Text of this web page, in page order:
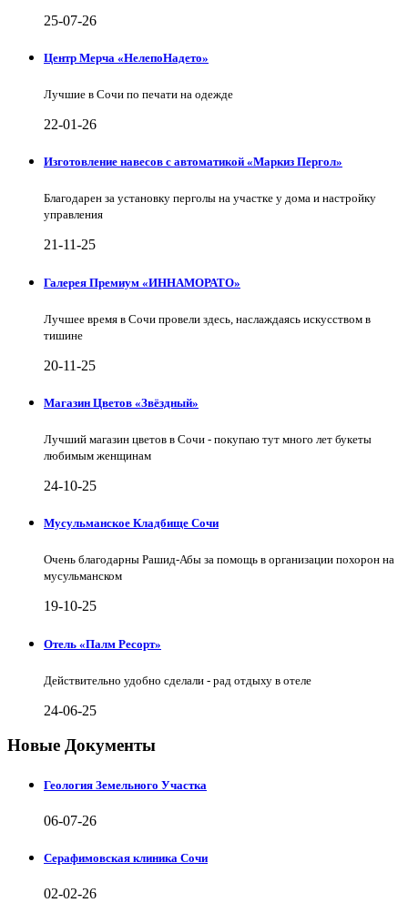
25-07-26
Центр Мерча «НелепоНадето»
Лучшие в Сочи по печати на одежде
22-01-26
Изготовление навесов с автоматикой «Маркиз Пергол»
Благодарен за установку перголы на участке у дома и настройку
управления
21-11-25
Галерея Премиум «ИННАМОРАТО»
Лучшее время в Сочи провели здесь, наслаждаясь искусством в
тишине
20-11-25
Магазин Цветов «Звёздный»
Лучший магазин цветов в Сочи - покупаю тут много лет букеты
любимым женщинам
24-10-25
Мусульманское Кладбище Сочи
Очень благодарны Рашид-Абы за помощь в организации похорон на
мусульманском
19-10-25
Отель «Палм Ресорт»
Действительно удобно сделали - рад отдыху в отеле
24-06-25
Новые Документы
Геология Земельного Участка
06-07-26
Серафимовская клиника Сочи
02-02-26